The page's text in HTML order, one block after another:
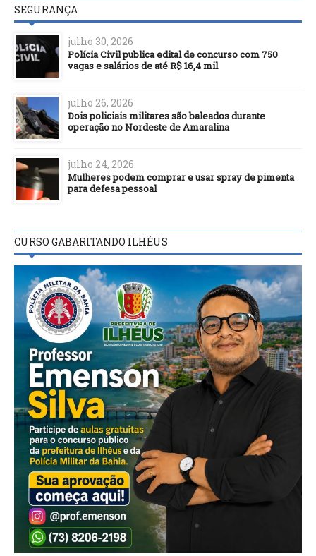
SEGURANÇA
julho 30, 2026
Polícia Civil publica edital de concurso com 750
vagas e salários de até R$ 16,4 mil
julho 26, 2026
Dois policiais militares são baleados durante
operação no Nordeste de Amaralina
julho 24, 2026
Mulheres podem comprar e usar spray de pimenta
para defesa pessoal
CURSO GABARITANDO ILHÉUS